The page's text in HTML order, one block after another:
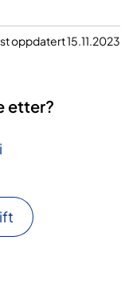
oppdatert 15.11.2023
etter?